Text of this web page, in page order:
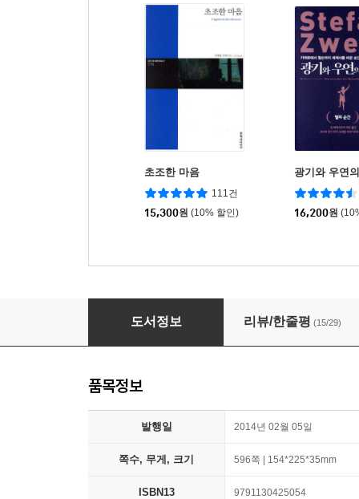
초조한 마음
111건
15,300원 (10% 할인)
광기와 우연
16,200원
어제의 세계
도서정보 리뷰/한줄평 (15/29)
품목정보
발행일 2014년 02월 05일
쪽수, 무게, 크기 596쪽 | 154*225*35mm
ISBN13 9791130425054